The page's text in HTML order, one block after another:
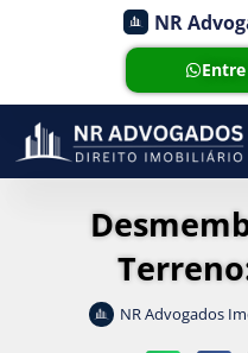
NR
NR Advogados